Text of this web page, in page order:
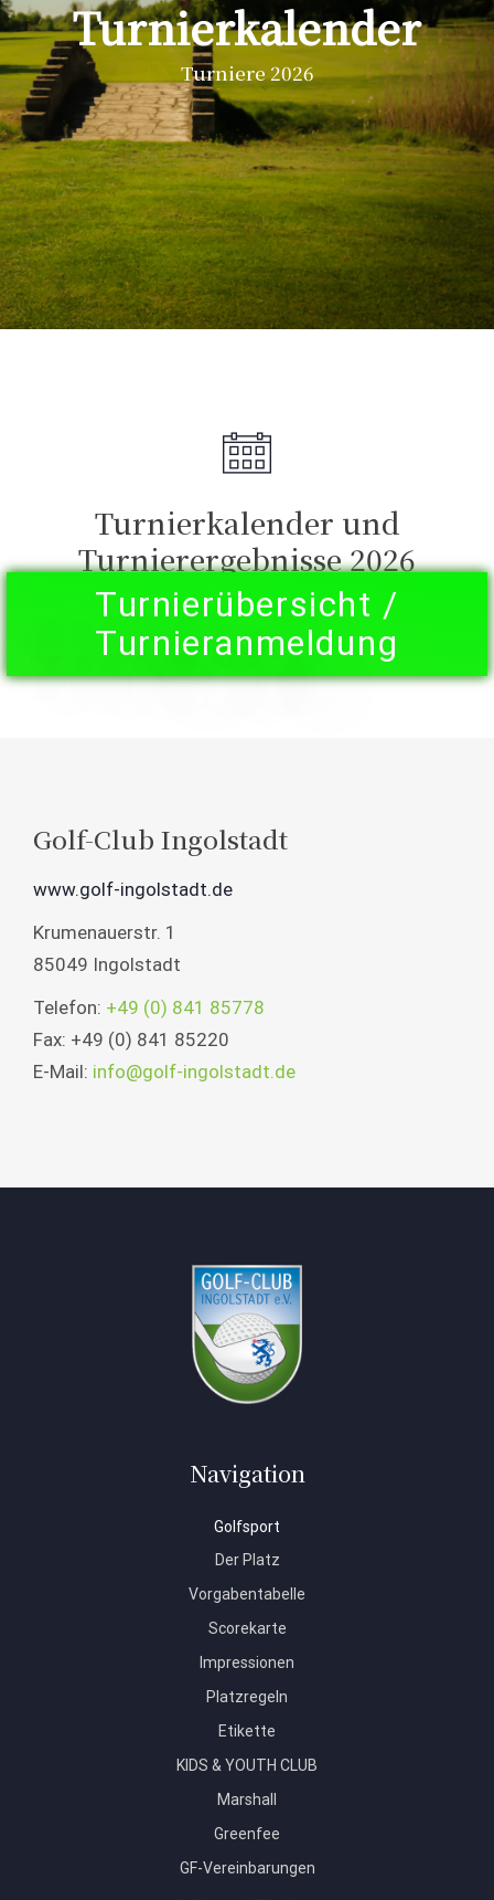
Turnierkalender
Turniere 2026
Turnierkalender und
Turnierergebnisse 2026
Turnierübersicht /
Turnieranmeldung
Golf-Club Ingolstadt
www.golf-ingolstadt.de
Krumenauerstr. 1
85049 Ingolstadt
Telefon: +49 (0) 841 85778
Fax: +49 (0) 841 85220
E-Mail: info@golf-ingolstadt.de
Navigation
Golfsport
Der Platz
Vorgabentabelle
Scorekarte
Impressionen
Platzregeln
Etikette
KIDS & YOUTH CLUB
Marshall
Greenfee
GF-Vereinbarungen